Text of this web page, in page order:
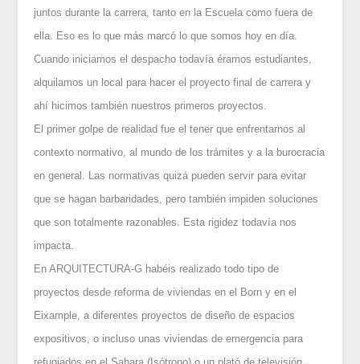
juntos durante la carrera, tanto en la Escuela como fuera de
ella. Eso es lo que más marcó lo que somos hoy en día.
Cuando iniciamos el despacho todavía éramos estudiantes,
alquilamos un local para hacer el proyecto final de carrera y
ahí hicimos también nuestros primeros proyectos.
El primer golpe de realidad fue el tener que enfrentarnos al
contexto normativo, al mundo de los trámites y a la burocracia
en general. Las normativas quizá pueden servir para evitar
que se hagan barbaridades, pero también impiden soluciones
que son totalmente razonables. Esta rigidez todavía nos
impacta.
En ARQUITECTURA-G habéis realizado todo tipo de
proyectos desde reforma de viviendas en el Born y en el
Eixample, a diferentes proyectos de diseño de espacios
expositivos, o incluso unas viviendas de emergencia para